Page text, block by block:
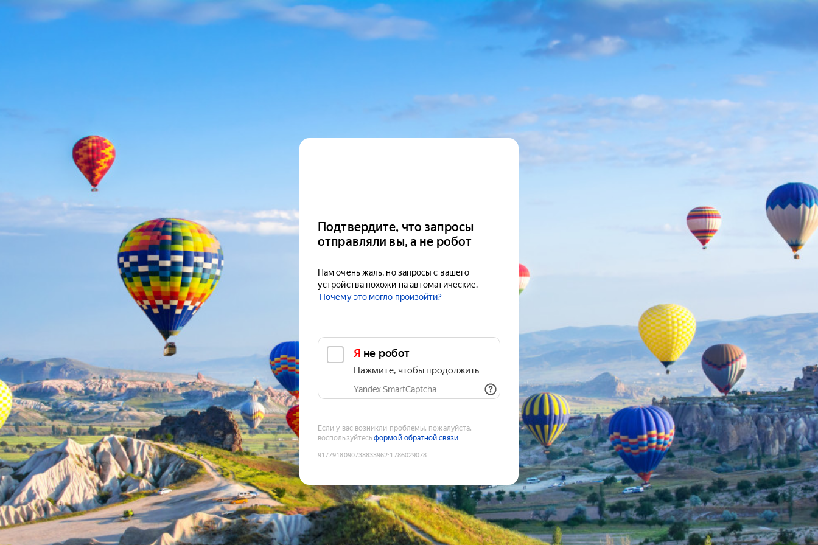
Подтвердите, что запросы
отправляли вы, а не робот
Нам очень жаль, но запросы с вашего
устройства похожи на автоматические.
Почему это могло произойти?
Я не робот
Нажмите, чтобы продолжить
Yandex SmartCaptcha
Если у вас возникли проблемы, пожалуйста,
воспользуйтесьформой обратной связи
9177918090738833962:1786029078